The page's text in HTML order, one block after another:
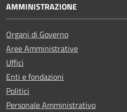
AMMINISTRAZIONE
Organi di Governo
Aree Amministrative
Uffici
Enti e fondazioni
Politici
Personale Amministrativo